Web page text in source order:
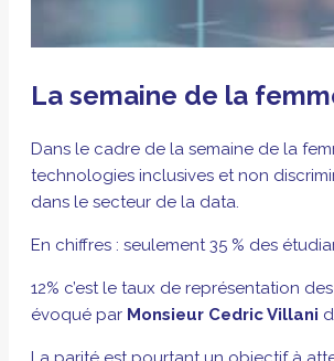
La semaine de la
Dans le cadre de la semaine de la
technologies inclusives et non
dans le secteur de la data.
En chiffres : seulement 35 % des
12% c’est le taux de représentation
évoqué par Monsieur Cedric Villani